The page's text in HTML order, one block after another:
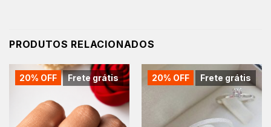
PRODUTOS RELACIONADOS
Frete grátis
20% OFF Frete grátis
20% OFF